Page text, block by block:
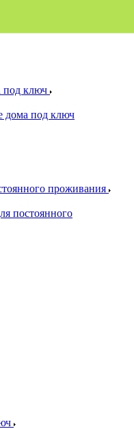
под ключ
дома под ключ
проживания
постоянного